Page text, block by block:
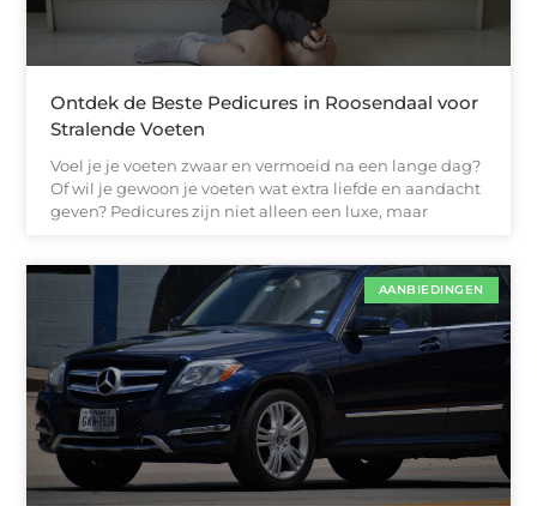
Ontdek de Beste Pedicures in Roosendaal voor
Stralende Voeten
Voel je je voeten zwaar en vermoeid na een lange dag?
Of wil je gewoon je voeten wat extra liefde en aandacht
geven? Pedicures zijn niet alleen een luxe, maar
AANBIEDINGEN